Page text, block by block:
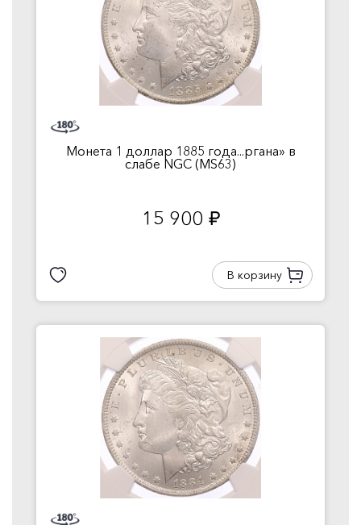
Монета 1 доллар 1885 года...ргана» в
слабе NGC (MS63)
15 900 руб.
В корзину